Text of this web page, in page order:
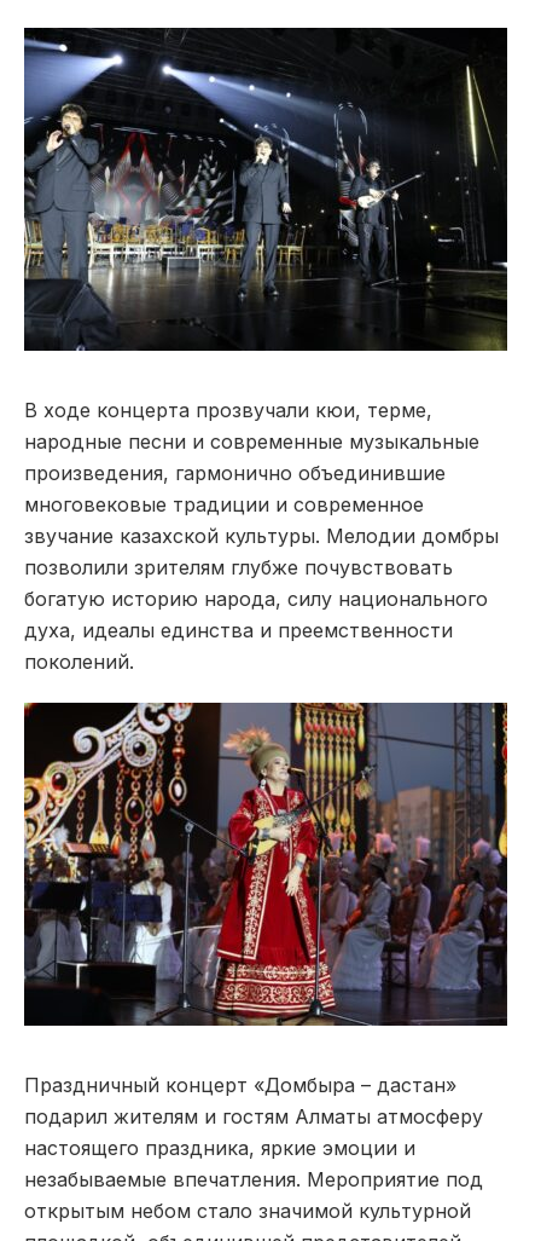
В ходе концерта прозвучали кюи, терме,
народные песни и современные музыкальные
произведения, гармонично объединившие
многовековые традиции и современное
звучание казахской культуры. Мелодии домбры
позволили зрителям глубже почувствовать
богатую историю народа, силу национального
духа, идеалы единства и преемственности
поколений.
Праздничный концерт «Домбыра – дастан»
подарил жителям и гостям Алматы атмосферу
настоящего праздника, яркие эмоции и
незабываемые впечатления. Мероприятие под
открытым небом стало значимой культурной